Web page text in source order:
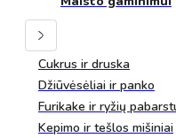
Cukrus ir druska
Džiūvėsėliai ir panko
Furikake ir ryžių
Kepimo ir tešlos mišiniai